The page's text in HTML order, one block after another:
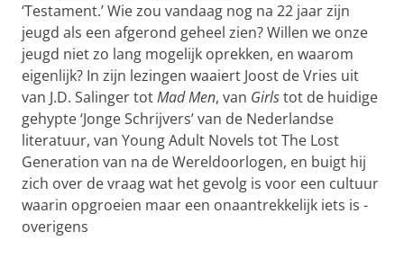
‘Testament.’ Wie zou vandaag nog na 22 jaar zijn
jeugd als een afgerond geheel zien? Willen we onze
jeugd niet zo lang mogelijk oprekken, en waarom
eigenlijk? In zijn lezingen waaiert Joost de Vries uit
van J.D. Salinger totMad Men, van Girlstot de huidige
gehypte ‘Jonge Schrijvers’ van de Nederlandse
literatuur, van Young Adult Novels tot The Lost
Generation van na de Wereldoorlogen, en buigt hij
zich over de vraag wat het gevolg is voor een cultuur
waarin opgroeien maar een onaantrekkelijk iets is -
overigens